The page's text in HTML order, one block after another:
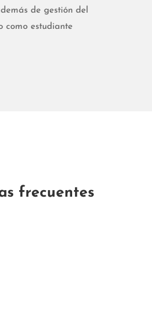
de gestión del
como estudiante
frecuentes